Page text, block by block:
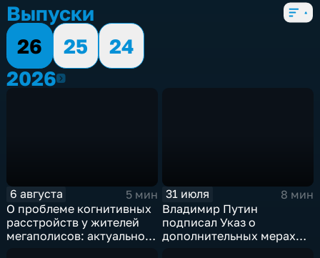
Выпуски
26
25
24
20262026
6 августа
5 мин
О проблеме когнитивных
расстройств у жителей
мегаполисов: актуальное
31 июля
8 мин
Владимир Путин
подписал Указ о
дополнительных мерах